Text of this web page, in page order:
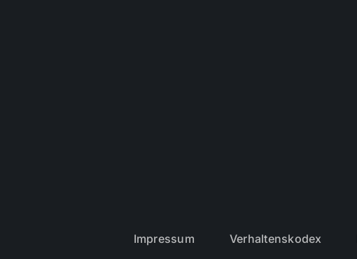
Impressum Verhaltenskodex